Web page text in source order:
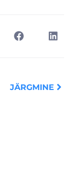
JÄRGMINE